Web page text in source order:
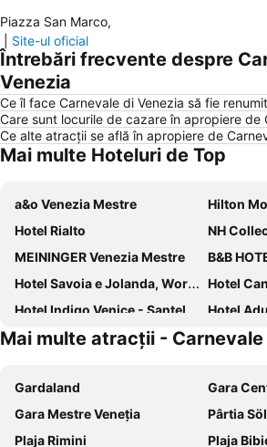
Piazza San Marco,
Site-ul oficial
Întrebări frecvente despre
Venezia
Ce îl face Carnevale di Venezia să fie
Care sunt locurile de cazare în apropiere de
Ce alte atracții se află în apropiere de
Mai multe Hoteluri de Top
a&o Venezia Mestre
Hilton
Hotel Rialto
NH
MEININGER Venezia Mestre
B&B
Hotel Savoia e Jolanda, WorldHotels Elite
Hotel
Hotel Indigo Venice - Santelena By Ihg
Hotel
Hotel Messner
Hampton By
Hotel Feel Inn Venice Airport
Messner
Alle Guglie Boutique Hotel
Crowne Plaza Venice East - Quarto Daltino By Ihg
Hotel
Mai multe atracții - Carnevale
Gardaland
Gara
Gara Mestre Veneția
Pârtia
Plaja Rimini
Plaja